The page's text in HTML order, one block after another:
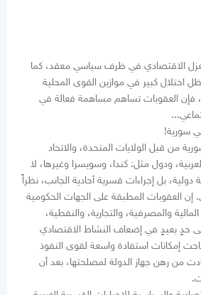
الاقتصادي في ظرف سياسي معقد، كما
اختلال كبير في موازين القوى المحلية
فإن العقوبات تساهم مساهمة فعالة في
سورية!
من قبل الولايات المتحدة، والاتحاد
ودول مثل: كندا، وسويسرا وغيرها، لا
بل إجراءات قسرية أحادية الجانب، نظراً
إن العقوبات المطبقة على الجهات الحكومية
والمصرفية، والتجارية، والنفطية،
حدٍ بعيدٍ في إضعاف النشاط الاقتصادي
أتاحت إمكانات استفادة واسعة لقوى النفوذ
من رهن جهاز الدولة لمصلحتها، بعد أن